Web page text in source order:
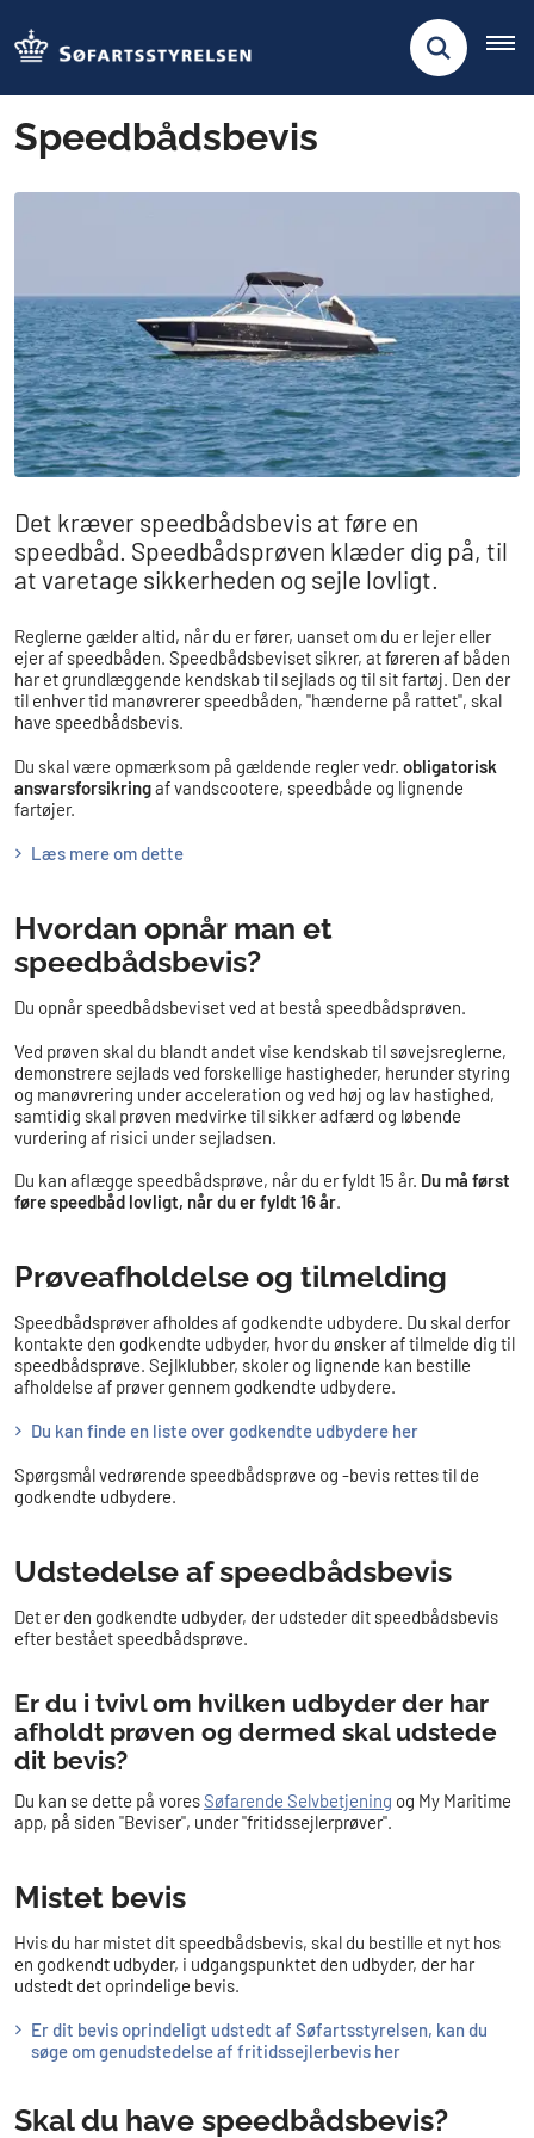
Speedbådsbevis
Det kræver speedbådsbevis at føre en
speedbåd. Speedbådsprøven klæder dig på, til
at varetage sikkerheden og sejle lovligt.
Reglerne gælder altid, når du er fører, uanset om du er lejer eller
ejer af speedbåden. Speedbådsbeviset sikrer, at føreren af båden
har et grundlæggende kendskab til sejlads og til sit fartøj. Den der
til enhver tid manøvrerer speedbåden, "hænderne på rattet", skal
have speedbådsbevis.
Du skal være opmærksom på gældende regler vedr. obligatorisk
ansvarsforsikringaf vandscootere, speedbåde og lignende
fartøjer.
Læs mere om dette
Hvordan opnår man et
speedbådsbevis?
Du opnår speedbådsbeviset ved at bestå speedbådsprøven.
Ved prøven skal du blandt andet vise kendskab til søvejsreglerne,
demonstrere sejlads ved forskellige hastigheder, herunder styring
og manøvrering under acceleration og ved høj og lav hastighed,
samtidig skal prøven medvirke til sikker adfærd og løbende
vurdering af risici under sejladsen.
Du kan aflægge speedbådsprøve, når du er fyldt 15 år. Du må først
føre speedbåd lovligt, når du er fyldt 16 år.
Prøveafholdelse og tilmelding
Speedbådsprøver afholdes af godkendte udbydere. Du skal derfor
kontakte den godkendte udbyder, hvor du ønsker af tilmelde dig til
speedbådsprøve. Sejlklubber, skoler og lignende kan bestille
afholdelse af prøver gennem godkendte udbydere.
Du kan finde en liste over godkendte udbydere her​​
Spørgsmål vedrørende speedbådsprøve og -bevis rettes til de
godkendte udbydere.​
​Udstedelse af speedbådsbevis
Det er den godkendte udbyder, der udsteder dit speedbådsbevis
efter bestået speedbådsprøve.
Er du i tvivl om hvilken udbyder der har
afholdt prøven og dermed skal udstede
dit bevis?
Du kan se dette på voresSøfarende Selvbetjening og My Maritime
app, på siden "Beviser", under "fritidssejlerprøver".
​Mistet bevis
Hvis du har mistet dit speedbådsbevis, skal du bestille et nyt hos
en godkendt udbyder, i udgangspunktet den udbyder, der har
udstedt det oprindelige bevis.
Er dit bevis oprindeligt udstedt af Søfartsstyrelsen, kan du
søge om genudstedelse af fritidssejlerbevis her
S​kal du have speedbådsbevis?